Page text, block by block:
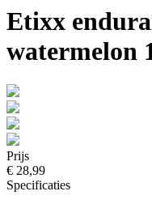
Etixx
watermelon
Prijs
€ 28,99
Specificaties